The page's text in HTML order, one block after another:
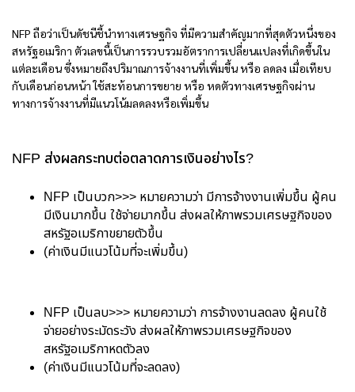
NFP ถือว่าเป็นดัชนีชี้นำทางเศรษฐกิจ ที่มีความสำคัญมากที่สุดตัวหนึ่งของ
สหรัฐอเมริกา ตัวเลขนี้เป็นการรวบรวมอัตราการเปลี่ยนแปลงที่เกิดขึ้นใน
แต่ละเดือน ซึ่งหมายถึงปริมาณการจ้างงานที่เพิ่มขึ้น หรือ ลดลง เมื่อเทียบ
กับเดือนก่อนหน้า ใช้สะท้อนการขยาย หรือ หดตัวทางเศรษฐกิจผ่าน
ทางการจ้างงานที่มีแนวโน้มลดลงหรือเพิ่มขึ้น
NFP ส่งผลกระทบต่อตลาดการเงินอย่างไร?
NFP เป็นบวก>>> หมายความว่า มีการจ้างงานเพิ่มขึ้น ผู้คน
มีเงินมากขึ้น ใช้จ่ายมากขึ้น ส่งผลให้ภาพรวมเศรษฐกิจของ
สหรัฐอเมริกาขยายตัวขึ้น
(ค่าเงินมีแนวโน้มที่จะเพิ่มขึ้น)
NFP เป็นลบ>>> หมายความว่า การจ้างงานลดลง ผู้คนใช้
จ่ายอย่างระมัดระวัง ส่งผลให้ภาพรวมเศรษฐกิจของ
สหรัฐอเมริกาหดตัวลง
(ค่าเงินมีแนวโน้มที่จะลดลง)